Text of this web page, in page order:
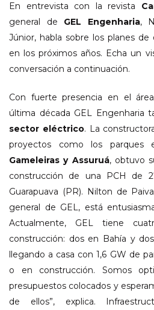
En entrevista con la revista
general de GEL Engenharia,
Júnior, habla sobre los planes
en los próximos años. Echa un
conversación a continuación.
Con fuerte presencia en el
última década GEL Engenharia
sector eléctrico. La
proyectos como los parques
Gameleiras y Assuruá, obtuvo
construcción de una PCH de
Guarapuava (PR). Nilton de
general de GEL, está
Actualmente, GEL tiene
construcción: dos en Bahía y
llegando a casa con 1,6 GW de
o en construcción. Somos
presupuestos colocados y
de ellos”, explica.